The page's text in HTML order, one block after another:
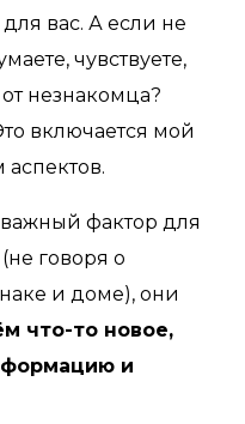
вас. А если не
чувствуете,
незнакомца?
включается мой
важный фактор для
говоря о
и доме), они
что-то новое,
и